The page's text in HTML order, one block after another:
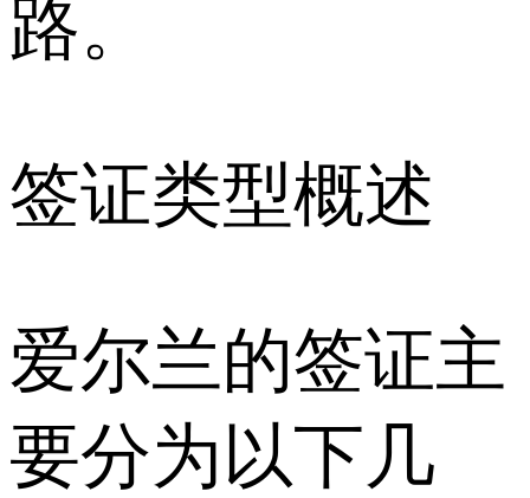
路。
签证类型概述
爱尔兰的签证主
要分为以下几